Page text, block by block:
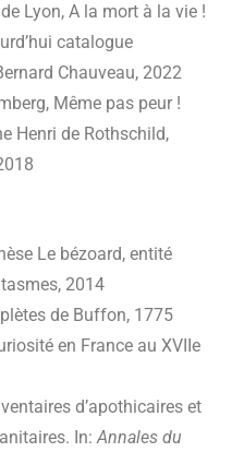
Lyon, A la mort à la vie !
catalogue
Chauveau, 2022
Même pas peur !
Henri de Rothschild,
Le bézoard, entité
2014
de Buffon, 1775
en France au XVIIe
d’apothicaires et
In:Annales du